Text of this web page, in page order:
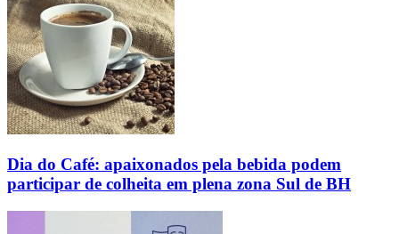
Dia do Café: apaixonados pela bebida podem
participar de colheita em plena zona Sul de BH